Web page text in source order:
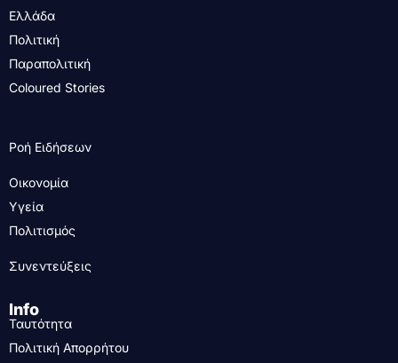
Ελλάδα
Πολιτική
Παραπολιτική
Coloured Stories
Ροή Ειδήσεων
Οικονομία
Υγεία
Πολιτισμός
Συνεντεύξεις
Info
Ταυτότητα
Πολιτική Απορρήτου